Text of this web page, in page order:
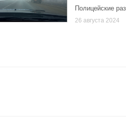
Полицейские
26 августа 2024